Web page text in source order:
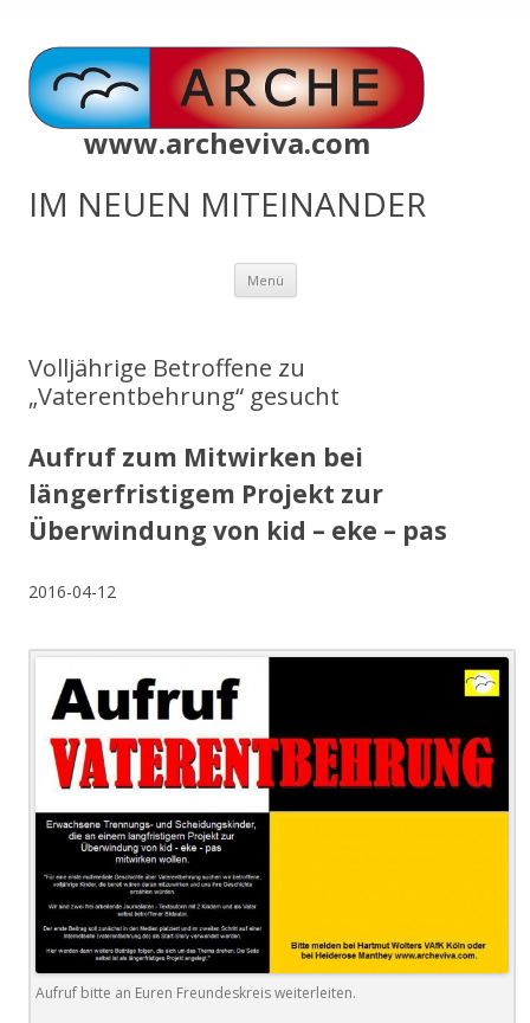
www.archeviva.com
IM NEUEN MITEINANDER
Menü Zum
springen
Volljährige Betroffene zu
„Vaterentbehrung“ gesucht
Aufruf zum Mitwirken bei
längerfristigem Projekt zur
Überwindung von kid – eke – pas
2016-04-12
Aufruf bitte an Euren Freundeskreis weiterleiten.